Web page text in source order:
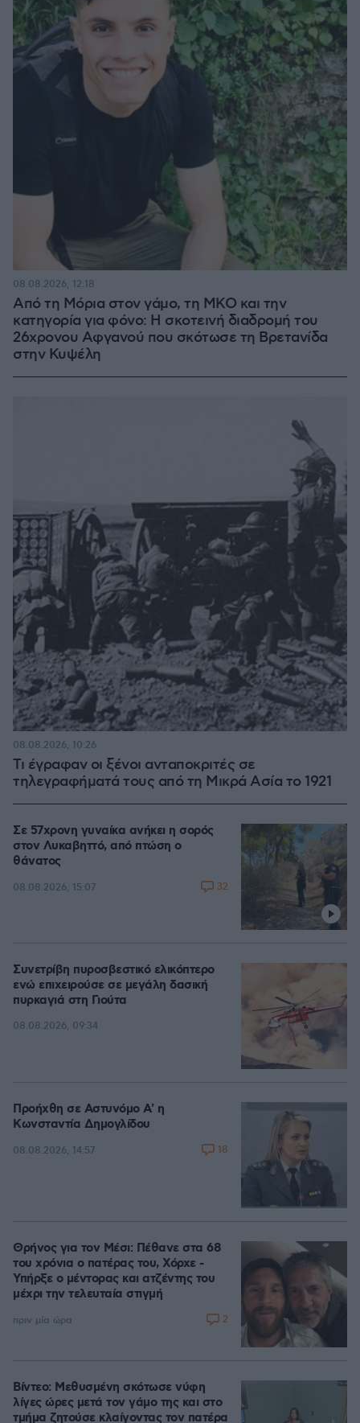
Από τη Μόρια στον γάμο, τη ΜΚΟ και την
κατηγορία για φόνο: Η σκοτεινή διαδρομή του
26χρονου Αφγανού που σκότωσε τη Βρετανίδα
στην Κυψέλη
08.08.2026, 12:18
Τι έγραφαν οι ξένοι ανταποκριτές σε
τηλεγραφήματά τους από τη Μικρά Ασία το 1921
08.08.2026, 10:26
Σε 57χρονη γυναίκα ανήκει η σορός
στον Λυκαβηττό, από πτώση ο
θάνατος
08.08.2026, 15:07 32
Συνετρίβη πυροσβεστικό ελικόπτερο
ενώ επιχειρούσε σε μεγάλη δασική
πυρκαγιά στη Γιούτα
08.08.2026, 09:34
Προήχθη σε Αστυνόμο Α' η
Κωνσταντία Δημογλίδου
08.08.2026, 14:57 18
Θρήνος για τον Μέσι: Πέθανε στα 68
του χρόνια ο πατέρας του, Χόρχε -
Υπήρξε ο μέντορας και ατζέντης του
μέχρι την τελευταία στιγμή
πριν μία ώρα 2
Βίντεο: Μεθυσμένη σκότωσε νύφη
λίγες ώρες μετά τον γάμο της και στο
τμήμα ζητούσε κλαίγοντας τον πατέρα